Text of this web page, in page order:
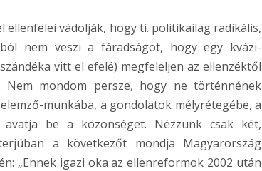
ellenfelei vádolják, hogy ti. politikailag radikális,
nem veszi a fáradságot, hogy egy kvázi-
vitt el efelé) megfeleljen az ellenzéktől
mondom persze, hogy ne történnének
munkába, a gondolatok mélyrétegébe, a
avatja be a közönséget. Nézzünk csak két,
a következőt mondja Magyarország
„Ennek igazi oka az ellenreformok 2002 után